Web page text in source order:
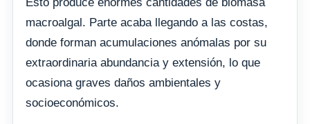
macroalgal. Parte acaba llegando a las costas,
donde forman acumulaciones anómalas por su
extraordinaria abundancia y extensión, lo que
ocasiona graves daños ambientales y
socioeconómicos.